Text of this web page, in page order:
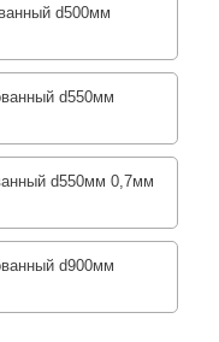
d500мм
d550мм
d550мм 0,7мм
d900мм